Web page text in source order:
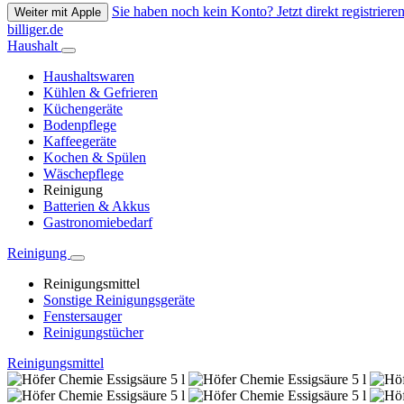
Weiter mit Apple
Sie haben noch kein Konto? Jetzt direkt
billiger.de
Haushalt
Haushaltswaren
Kühlen & Gefrieren
Küchengeräte
Bodenpflege
Kaffeegeräte
Kochen & Spülen
Wäschepflege
Reinigung
Batterien & Akkus
Gastronomiebedarf
Reinigung
Reinigungsmittel
Sonstige Reinigungsgeräte
Fenstersauger
Reinigungstücher
Reinigungsmittel